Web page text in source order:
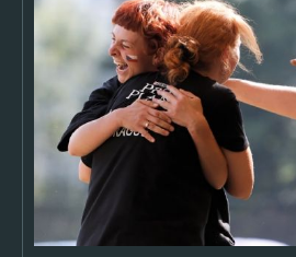
2020
2019
2018
2017
2016
2015